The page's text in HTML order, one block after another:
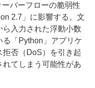
バーフローの脆弱性
2.7」に影響する。文
入力された浮動小数
「Python」アプリケ
否（DoS）を引き起
てしまう可能性があ